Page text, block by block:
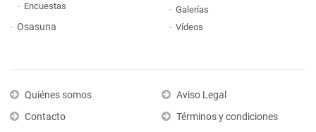
Encuestas
Osasuna
Galerías
Vídeos
Quiénes somos
Contacto
Aviso Legal
Términos y condiciones